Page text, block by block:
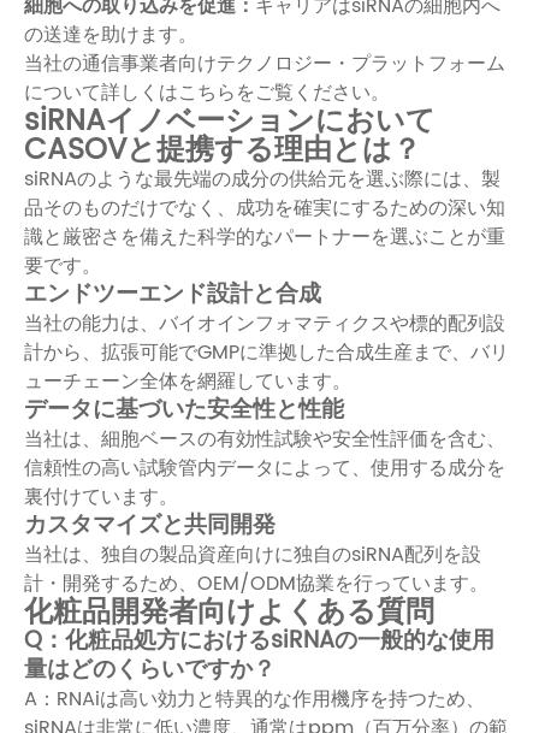
の送達を助けます。
当社の通信事業者向けテクノロジー・プラットフォーム
について詳しくはこちらをご覧ください。
siRNAイノベーションにおいて
CASOVと提携する理由とは？
siRNAのような最先端の成分の供給元を選ぶ際には、製
品そのものだけでなく、成功を確実にするための深い知
識と厳密さを備えた科学的なパートナーを選ぶことが重
要です。
エンドツーエンド設計と合成
当社の能力は、バイオインフォマティクスや標的配列設
計から、拡張可能でGMPに準拠した合成生産まで、バリ
ューチェーン全体を網羅しています。
データに基づいた安全性と性能
当社は、細胞ベースの有効性試験や安全性評価を含む、
信頼性の高い試験管内データによって、使用する成分を
裏付けています。
カスタマイズと共同開発
当社は、独自の製品資産向けに独自のsiRNA配列を設
計・開発するため、OEM/ODM協業を行っています。
化粧品開発者向けよくある質問
Q：化粧品処方におけるsiRNAの一般的な使用
量はどのくらいですか？
A：RNAiは高い効力と特異的な作用機序を持つため、